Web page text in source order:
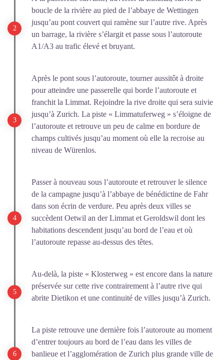
boucle de la rivière au pied de l’abbaye de Wettingen
jusqu’au pont couvert qui ramène sur l’autre rive. Après
un barrage, la rivière s’élargit et passe sous l’autoroute
A1/A3 au trafic élevé et bruyant.
Après le pont sous l’autoroute, tourner aussitôt à droite
pour atteindre une passerelle qui borde l’autoroute et
franchit la Limmat. Rejoindre la rive droite qui sera suivie
jusqu’à Zurich. La piste « Limmatuferweg » s’éloigne de
l’autoroute et retrouve un peu de calme en bordure de
champs cultivés jusqu’au moment où elle la recroise au
niveau de Würenlos.
Passer à nouveau sous l’autoroute et retrouver le silence
de la campagne jusqu’à l’abbaye de bénédictine de Fahr
dans son écrin de verdure. Peu après deux villes se
succèdent Oetwil an der Limmat et Geroldswil dont les
habitations descendent jusqu’au bord de l’eau et où
l’autoroute repasse au-dessus des têtes.
Au-delà, la piste « Klosterweg » est encore dans la nature
préservée sur cette rive contrairement à l’autre rive qui
abrite Dietikon et une continuité de villes jusqu’à Zurich.
La piste retrouve une dernière fois l’autoroute au moment
d’entrer toujours au bord de l’eau dans les villes de
banlieue et l’agglomération de Zurich plus grande ville de